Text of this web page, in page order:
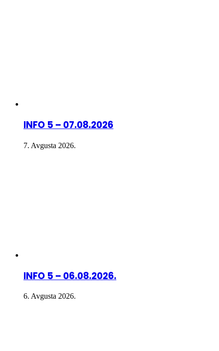
INFO 5 – 07.08.2026
7. Avgusta 2026.
INFO 5 – 06.08.2026.
6. Avgusta 2026.